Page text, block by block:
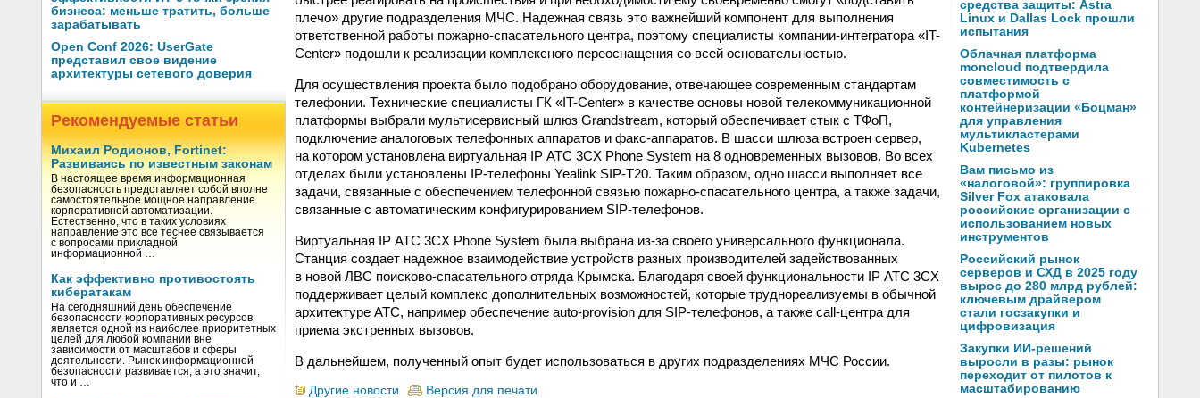
бизнеса: меньше тратить, больше
зарабатывать
Open Conf 2026: UserGate
представил свое видение
архитектуры сетевого доверия
Рекомендуемые статьи
Михаил Родионов, Fortinet:
Развиваясь по известным законам
В настоящее время информационная
безопасность представляет собой вполне
самостоятельное мощное направление
корпоративной автоматизации.
Естественно, что в таких условиях
направление это все теснее связывается
с вопросами прикладной
информационной …
Как эффективно противостоять
кибератакам
На сегодняшний день обеспечение
безопасности корпоративных ресурсов
является одной из наиболее приоритетных
целей для любой компании вне
зависимости от масштабов и сферы
деятельности. Рынок информационной
безопасности развивается, а это значит,
что и …
плечо» другие подразделения МЧС. Надежная связь это важнейший компонент для выполнения
ответственной работы пожарно-спасательного центра, поэтому специалисты компании-интегратора «IT-
Center» подошли к реализации комплексного переоснащения со всей основательностью.
Для осуществления проекта было подобрано оборудование, отвечающее современным стандартам
телефонии. Технические специалисты ГК «IT-Center» в качестве основы новой телекоммуникационной
платформы выбрали мультисервисный шлюз Grandstream, который обеспечивает стык с ТФоП,
подключение аналоговых телефонных аппаратов и факс-аппаратов. В шасси шлюза встроен сервер,
на котором установлена виртуальная IP АТС 3CX Phone System на 8 одновременных вызовов. Во всех
отделах были установлены IP-телефоны Yealink SIP-T20. Таким образом, одно шасси выполняет все
задачи, связанные с обеспечением телефонной связью пожарно-спасательного центра, а также задачи,
связанные с автоматическим конфигурированием SIP-телефонов.
Виртуальная IP АТС 3CX Phone System была выбрана из-за своего универсального функционала.
Станция создает надежное взаимодействие устройств разных производителей задействованных
в новой ЛВС поисково-спасательного отряда Крымска. Благодаря своей функциональности IP АТС 3CX
поддерживает целый комплекс дополнительных возможностей, которые труднореализуемы в обычной
архитектуре АТС, например обеспечение auto-provision для SIP-телефонов, а также call-центра для
приема экстренных вызовов.
В дальнейшем, полученный опыт будет использоваться в других подразделениях МЧС России.
Другие новости Версия для печати
средства защиты: Astra
Linux и Dallas Lock прошли
испытания
Облачная платформа
moncloud подтвердила
совместимость с
платформой
контейнеризации «Боцман»
для управления
мультикластерами
Kubernetes
Вам письмо из
«налоговой»: группировка
Silver Fox атаковала
российские организации с
использованием новых
инструментов
Российский рынок
серверов и СХД в 2025 году
вырос до 280 млрд рублей:
ключевым драйвером
стали госзакупки и
цифровизация
Закупки ИИ-решений
выросли в разы: рынок
переходит от пилотов к
масштабированию